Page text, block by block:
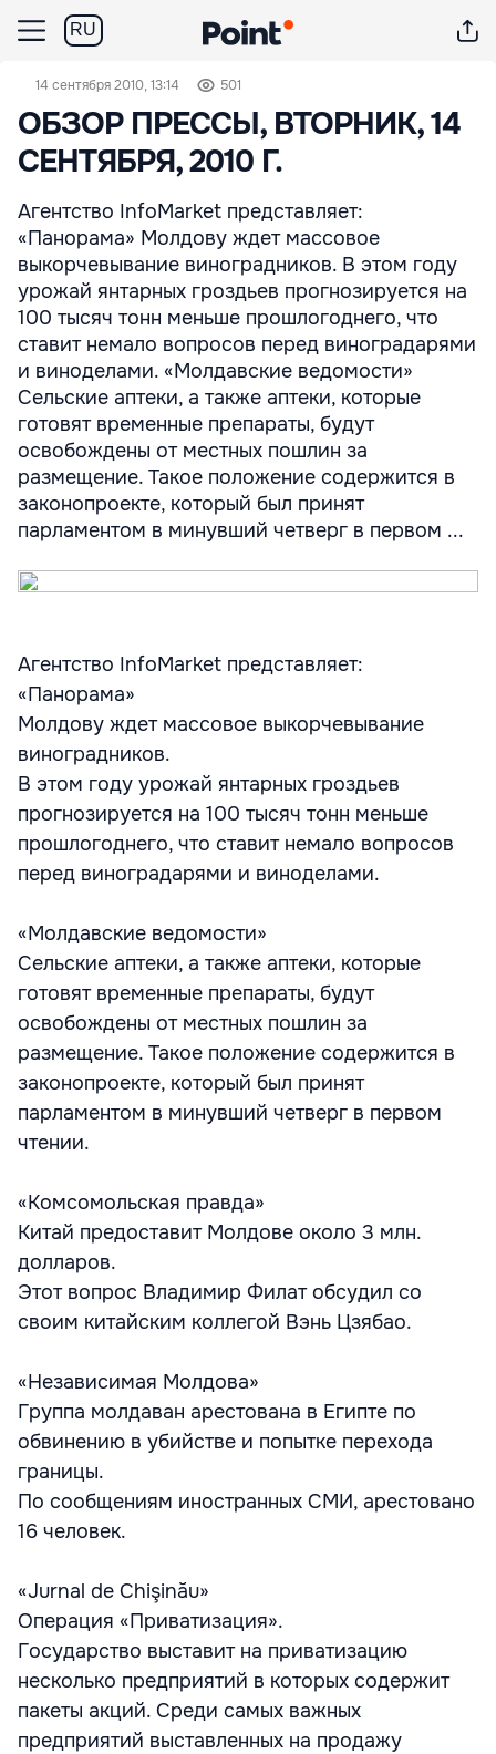
RU
14 сентября 2010, 13:14 501
ОБЗОР ПРЕССЫ, ВТОРНИК, 14
СЕНТЯБРЯ, 2010 Г.
Агентство InfoMarket представляет:
«Панорама» Молдову ждет массовое
выкорчевывание виноградников. В этом году
урожай янтарных гроздьев прогнозируется на
100 тысяч тонн меньше прошлогоднего, что
ставит немало вопросов перед виноградарями
и виноделами. «Молдавские ведомости»
Сельские аптеки, а также аптеки, которые
готовят временные препараты, будут
освобождены от местных пошлин за
размещение. Такое положение содержится в
законопроекте, который был принят
парламентом в минувший четверг в первом ...
Агентство InfoMarket представляет:
«Панорама»
Молдову ждет массовое выкорчевывание
виноградников.
В этом году урожай янтарных гроздьев
прогнозируется на 100 тысяч тонн меньше
прошлогоднего, что ставит немало вопросов
перед виноградарями и виноделами.
«Молдавские ведомости»
Сельские аптеки, а также аптеки, которые
готовят временные препараты, будут
освобождены от местных пошлин за
размещение. Такое положение содержится в
законопроекте, который был принят
парламентом в минувший четверг в первом
чтении.
«Комсомольская правда»
Китай предоставит Молдове около 3 млн.
долларов.
Этот вопрос Владимир Филат обсудил со
своим китайским коллегой Вэнь Цзябао.
«Независимая Молдова»
Группа молдаван арестована в Египте по
обвинению в убийстве и попытке перехода
границы.
По сообщениям иностранных СМИ, арестовано
16 человек.
«Jurnal de Chişinău»
Операция «Приватизация».
Государство выставит на приватизацию
несколько предприятий в которых содержит
пакеты акций. Среди самых важных
предприятий выставленных на продажу